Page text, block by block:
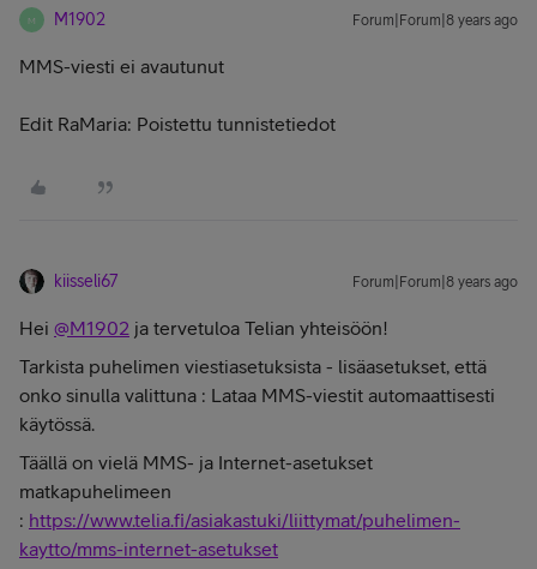
M M1902 Forum|Forum|8 years ago
MMS-viesti ei avautunut
Edit RaMaria: Poistettu tunnistetiedot
kiisseli67 Forum|Forum|8 years ago
Hei @M1902 ja tervetuloa Telian yhteisöön!
Tarkista puhelimen viestiasetuksista - lisäasetukset, että
onko sinulla valittuna : Lataa MMS-viestit automaattisesti
käytössä.
Täällä on vielä MMS- ja Internet-asetukset
matkapuhelimeen
: https://www.telia.fi/asiakastuki/liittymat/puhelimen-
kaytto/mms-internet-asetukset